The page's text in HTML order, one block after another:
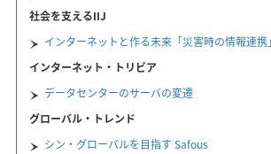
社会を支えるIIJ
インターネットと作る未来「災害時の情報連携
インターネット・トリビア
データセンターのサーバの変遷
グローバル・トレンド
シン・グローバルを目指す Safous